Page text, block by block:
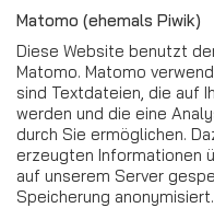
Matomo (ehemals Piwik)
Diese Website benutzt
Matomo. Matomo
sind Textdateien, die auf
werden und die eine
durch Sie ermöglichen.
erzeugten Informationen
auf unserem Server
Speicherung anonymisiert.